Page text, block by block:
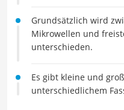
Grundsätzlich wird
Mikrowellen und
unterschieden.
Es gibt kleine und
unterschiedlichem